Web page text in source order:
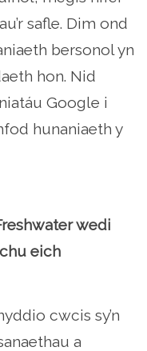
safle. Dim ond
bersonol yn
hon. Nid
Google i
hunaniaeth y
wedi
eich
cwcis sy’n
a